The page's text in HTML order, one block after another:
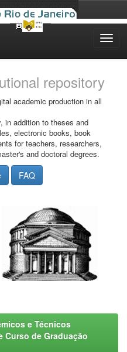
repository
academic production in all
in addition to theses and
electronic books, book
for teachers, researchers,
and doctoral degrees.
FAQ
e Técnicos
Curso de Graduação